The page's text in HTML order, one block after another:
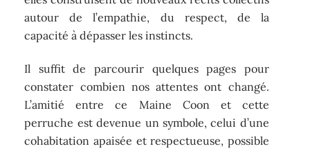
autour de l’empathie, du respect, de la
capacité à dépasser les instincts.
Il suffit de parcourir quelques pages pour
constater combien nos attentes ont changé.
L’amitié entre ce Maine Coon et cette
perruche est devenue un symbole, celui d’une
cohabitation apaisée et respectueuse, possible